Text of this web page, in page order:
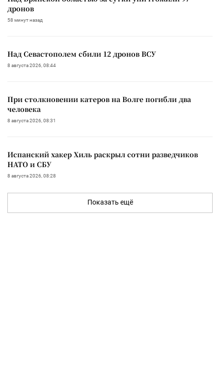
дронов
58 минут назад
Над Севастополем сбили 12 дронов ВСУ
8 августа 2026, 08:44
При столкновении катеров на Волге погибли два
человека
8 августа 2026, 08:31
Испанский хакер Хиль раскрыл сотни разведчиков
НАТО и СБУ
8 августа 2026, 08:28
Показать ещё